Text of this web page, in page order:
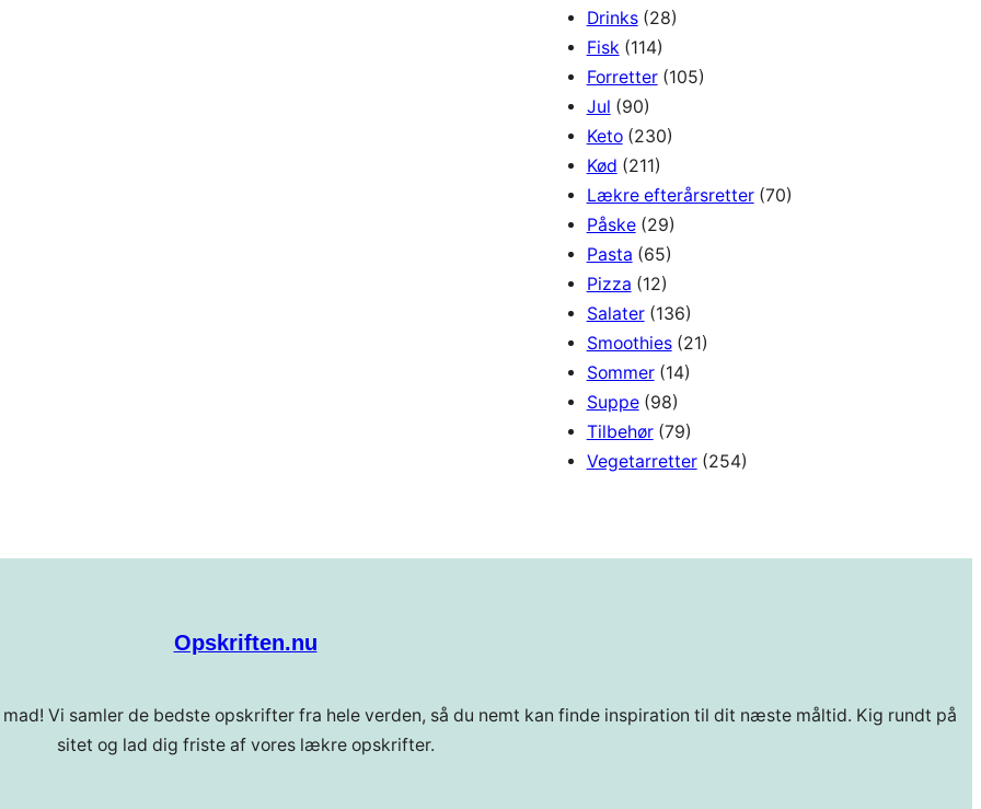
Drinks(28)
Fisk (114)
Forretter(105)
Jul (90)
Keto(230)
Kød (211)
Lækre efterårsretter(70)
Påske(29)
Pasta (65)
Pizza (12)
Salater(136)
Smoothies(21)
Sommer(14)
Suppe(98)
Tilbehør(79)
Vegetarretter(254)
Opskriften.nu
Vi samler de bedste opskrifter fra hele verden, så du nemt kan finde inspiration til dit næste måltid. Kig rundt på
sitet og lad dig friste af vores lækre opskrifter.